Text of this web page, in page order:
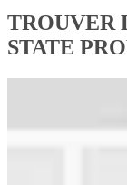
TROUVER
STATE